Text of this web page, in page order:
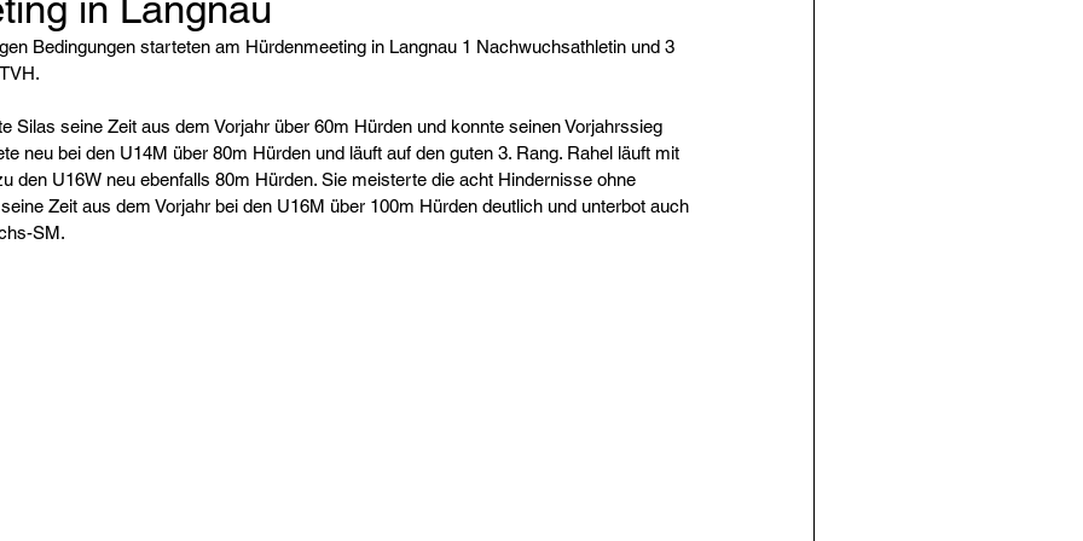
Bedingungen starteten am Hürdenmeeting in Langnau 1 Nachwuchsathletin und 3
Silas seine Zeit aus dem Vorjahr über 60m Hürden und konnte seinen Vorjahrssieg
neu bei den U14M über 80m Hürden und läuft auf den guten 3. Rang. Rahel läuft mit
den U16W neu ebenfalls 80m Hürden. Sie meisterte die acht Hindernisse ohne
Zeit aus dem Vorjahr bei den U16M über 100m Hürden deutlich und unterbot auch
SM.